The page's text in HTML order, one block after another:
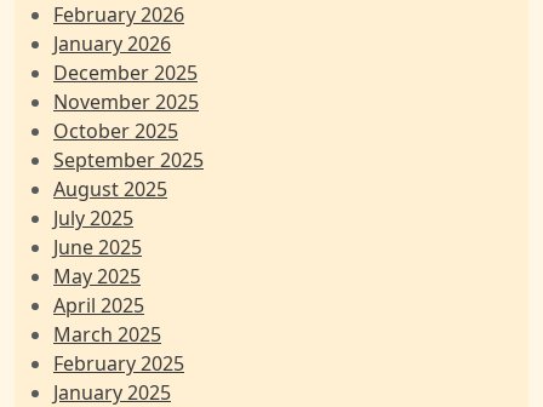
February 2026
January 2026
December 2025
November 2025
October 2025
September 2025
August 2025
July 2025
June 2025
May 2025
April 2025
March 2025
February 2025
January 2025